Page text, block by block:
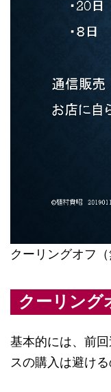
クーリングオフ
クーリング
基本的には、前
スの購入は避ける